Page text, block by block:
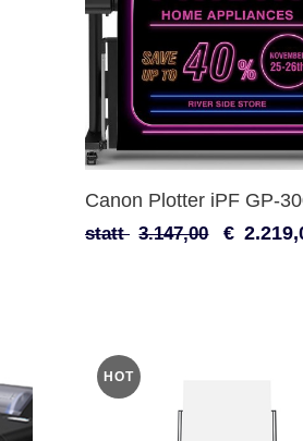
Canon Plotter iPF GP-
statt 3.147,00 €
HOT